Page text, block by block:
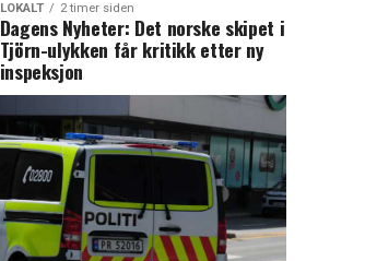
LOKALT 2 timer siden
Dagens Nyheter: Det norske skipet i
Tjörn-ulykken får kritikk etter ny
inspeksjon